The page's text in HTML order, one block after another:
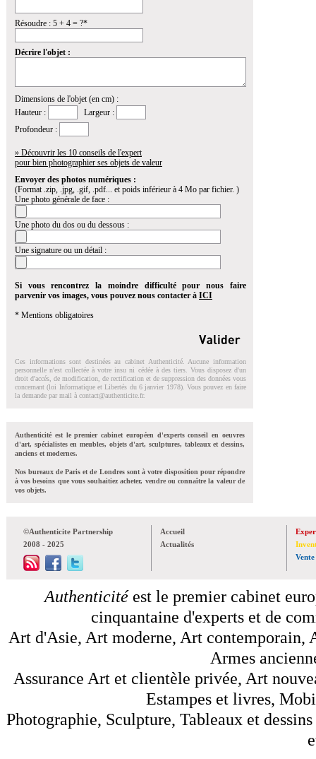
Résoudre : 5 + 4 = ?*
Décrire l'objet :
Dimensions de l'objet (en cm) :
Hauteur :
Largeur :
Profondeur :
» Découvrir les 10 conseils de l'expert
pour bien photographier ses objets de valeur
Envoyer des photos numériques :
(Format .zip, .jpg, .gif, .pdf... et poids inférieur à 4 Mo par fichier. )
Une photo générale de face :
Une photo du dos ou du dessous :
Une signature ou un détail :
Si vous rencontrez la moindre difficulté pour nous faire
parvenir vos images, vous pouvez nous contacter à ICI
* Mentions obligatoires
Ces informations sont destinées au cabinet Authenticité. Aucune information
personnelle n'est collectée à votre insu ni cédée à des tiers. Vous disposez d'un
droit d'accés, de modification, de rectification et de suppression des données vous
concernant (loi Informatique et Libertés du 6 janvier 1978). Vous pouvez en faire
la demande par mail à contact@authenticite.fr.
Authenticité est le premier cabinet européen d'experts conseil en oeuvres
d'art, spécialistes en meubles, objets d'art, sculptures, tableaux et dessins,
anciens et modernes.
Nos bureaux de Paris et de Londres sont à votre disposition pour répondre
à vos besoins que vous souhaitiez acheter, vendre ou connaître la valeur de
vos objets.
©Authenticite Partnership
2008 - 2025
Accueil
Actualités
Vente
Authenticitéest le premier cabinet
cinquantaine d'experts et de
Art d'Asie, Art moderne, Art contemporain,
Armes
Assurance Art et clientèle privée, Art
Estampes et livres,
Photographie, Sculpture, Tableaux et